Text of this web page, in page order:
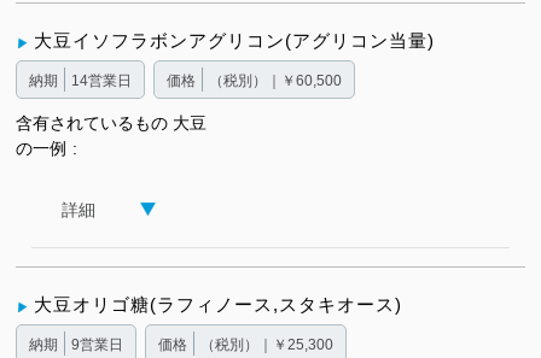
大豆イソフラボンアグリコン(アグリコン当量)
納期 14営業日 価格 （税別）｜￥60,500
含有されているもの
の一例
大豆
詳細
大豆オリゴ糖(ラフィノース,スタキオース)
納期 9営業日 価格 （税別）｜￥25,300